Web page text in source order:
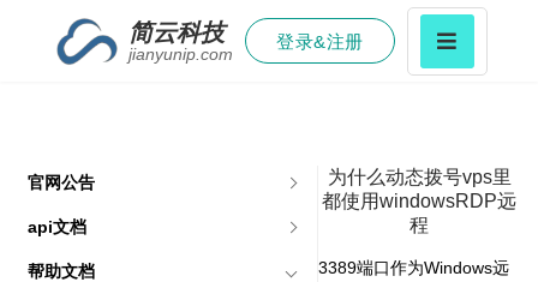
简云科技
jianyunip.com
登录&注册
官网公告
api文档
帮助文档
为什么动态拨号vps里
都使用windowsRDP远
程
3389端口作为Windows远